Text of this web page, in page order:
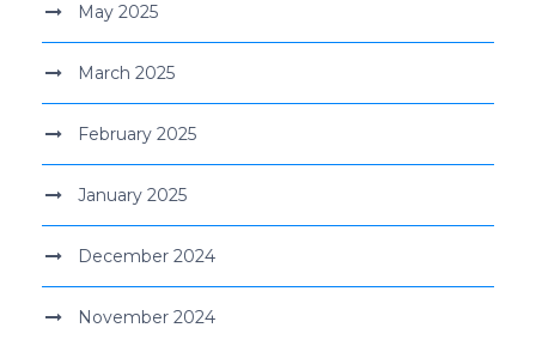
May 2025
March 2025
February 2025
January 2025
December 2024
November 2024